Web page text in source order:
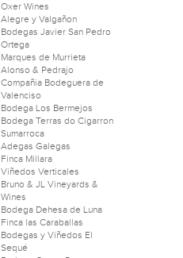
Oxer Wines
Alegre y Valgañon
Bodegas Javier San Pedro
Ortega
Marques de Murrieta
Alonso & Pedrajo
Compañia Bodeguera de
Valenciso
Bodega Los Bermejos
Bodega Terras do Cigarron
Sumarroca
Adegas Galegas
Finca Millara
Viñedos Verticales
Bruno & JL Vineyards &
Wines
Bodega Dehesa de Luna
Finca las Caraballas
Bodegas y Viñedos El
Sequé